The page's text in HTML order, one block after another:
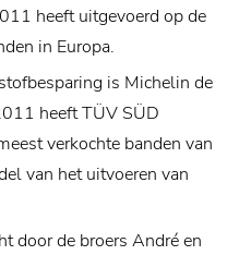
heeft uitgevoerd op de
in Europa.
is Michelin de
heeft TÜV SÜD
verkochte banden van
van het uitvoeren van
door de broers André en